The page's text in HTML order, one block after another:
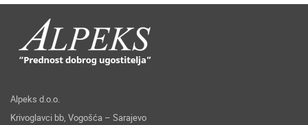
Alpeks d.o.o.
Krivoglavci bb, Vogošća – Sarajevo